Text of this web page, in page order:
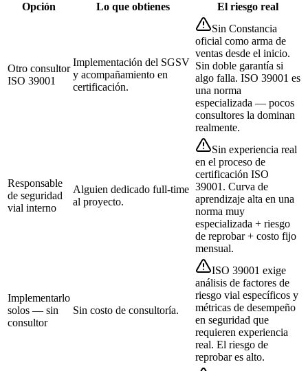
Opción Lo que obtienes El riesgo real
Otro consultor
ISO 39001
Implementación del SGSV
y acompañamiento en
certificación.
Sin Constancia
oficial como arma de
ventas desde el inicio.
Sin doble garantía si
algo falla. ISO 39001 es
una norma
especializada — pocos
consultores la dominan
realmente.
Responsable
de seguridad
vial interno
Alguien dedicado full-time
al proyecto.
Sin experiencia real
en el proceso de
certificación ISO
39001. Curva de
aprendizaje alta en una
norma muy
especializada + riesgo
de reprobar + costo fijo
mensual.
Implementarlo
solos — sin
consultor
Sin costo de consultoría.
ISO 39001 exige
análisis de factores de
riesgo vial específicos y
métricas de desempeño
en seguridad que
requieren experiencia
real. El riesgo de
reprobar es alto.